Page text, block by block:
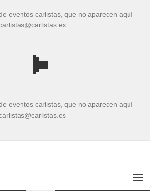
eventos carlistas, que no aparecen aquí
eventos carlistas, que no aparecen aquí